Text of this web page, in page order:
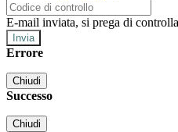
E-mail inviata, si prega di
Errore
Chiudi
Successo
Chiudi